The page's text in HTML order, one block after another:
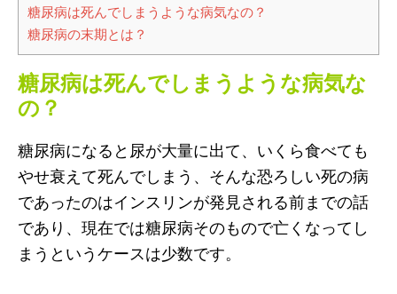
糖尿病は死んでしまうような病気なの？
糖尿病の末期とは？
糖尿病は死んでしまうような病気な
の？
糖尿病になると尿が大量に出て、いくら食べても
やせ衰えて死んでしまう、そんな恐ろしい死の病
であったのはインスリンが発見される前までの話
であり、現在では糖尿病そのもので亡くなってし
まうというケースは少数です。